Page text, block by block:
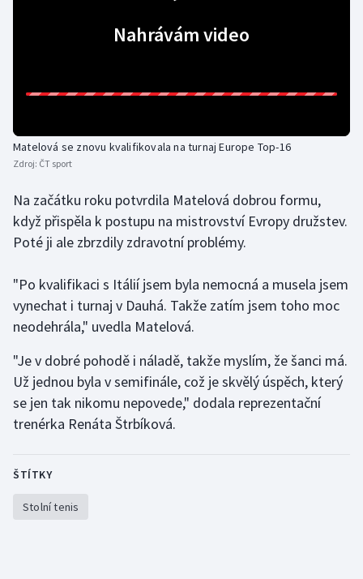
Házená
Jezdectví
Krasobruslení
Moderní pětiboj
Motorsport
Olympijské hry
Nahrávám video
Matelová se znovu kvalifikovala na turnaj Europe Top-16
Zdroj: ČT sport
Na začátku roku potvrdila Matelová dobrou formu,
když přispěla k postupu na mistrovství Evropy družstev.
Poté ji ale zbrzdily zdravotní problémy.
"Po kvalifikaci s Itálií jsem byla nemocná a musela jsem
vynechat i turnaj v Dauhá. Takže zatím jsem toho moc
neodehrála," uvedla Matelová.
"Je v dobré pohodě i náladě, takže myslím, že šanci má.
Už jednou byla v semifinále, což je skvělý úspěch, který
se jen tak nikomu nepovede," dodala reprezentační
trenérka Renáta Štrbíková.
ŠTÍTKY
Stolní tenis